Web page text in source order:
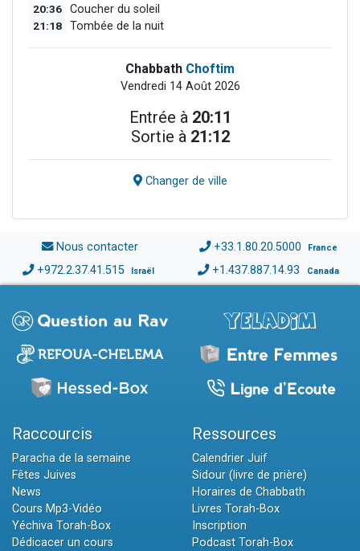
20:36 Coucher du soleil
21:18 Tombée de la nuit
Chabbath Choftim
Vendredi 14 Août 2026
Entrée à 20:11
Sortie à 21:12
Changer de ville
Nous contacter +33.1.80.20.5000 France
+972.2.37.41.515 Israël +1.437.887.14.93 Canada
Raccourcis
Paracha de la semaine
Fêtes Juives
News
Cours Mp3-Vidéo
Yéchiva Torah-Box
Dédicacer un cours
Ressources
Calendrier Juif
Sidour (livre de prière)
Horaires de Chabbath
Livres Torah-Box
Inscription
Podcast Torah-Box